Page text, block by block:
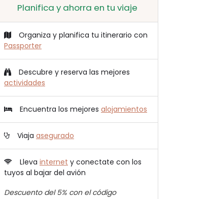
Planifica y ahorra en tu viaje
Organiza y planifica tu itinerario con
Passporter
Descubre y reserva las mejores
actividades
Encuentra los mejores alojamientos
Viaja asegurado
Lleva internet y conectate con los
tuyos al bajar del avión
Descuento del 5% con el código